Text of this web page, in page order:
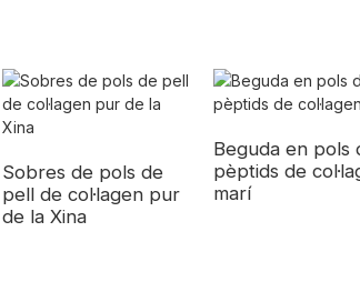
Sobres de pols de
pell de col·lagen pur
de la Xina
Beguda en pols
pèptids de
marí